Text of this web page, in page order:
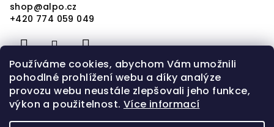
Používáme cookies, abychom Vám umožnili
pohodlné prohlížení webu a díky analýze
provozu webu neustále zlepšovali jeho funkce,
výkon a použitelnost. Více informací
shop@alpo.cz
+420 774 059 049